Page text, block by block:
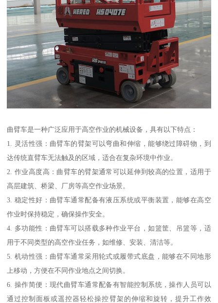
曲臂车是一种广泛应用于高空作业的机械设备，具有以下特点：
1. 灵活性强：曲臂车的臂架可以弯曲和伸缩，能够绕过障碍物，到
达传统直臂车无法触及的区域，适合在复杂环境中作业。
2. 作业高度高：曲臂车的臂架通常可以延伸到较高的位置，适用于
高层建筑、桥梁、厂房等高空作业场景。
3. 稳定性好：曲臂车通常配备有液压系统或平衡装置，能够在高空
作业时保持稳定，确保操作安全。
4. 多功能性：曲臂车可以搭载多种作业平台，如篮筐、吊篮等，适
用于不同类型的高空作业任务，如维修、安装、清洁等。
5. 机动性强：曲臂车通常采用轮式或履带式底盘，能够在不同地形
上移动，方便在不同作业地点之间切换。
6. 操作简便：现代曲臂车通常配备有智能控制系统，操作人员可以
通过控制面板或遥控器轻松操控臂架的伸缩和旋转，提升工作效